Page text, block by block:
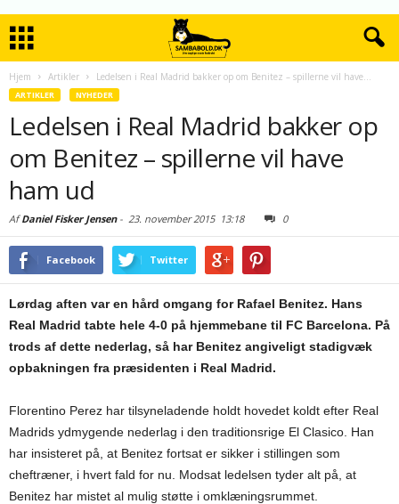
Hjem Artikler Ledelsen i Real Madrid bakker op om Benitez – spillerne vil have...
ARTIKLER NYHEDER
Ledelsen i Real Madrid bakker op
om Benitez – spillerne vil have
ham ud
AfDaniel Fisker Jensen- 23. november 201513:18 0
Facebook Twitter
Lørdag aften var en hård omgang for Rafael Benitez. Hans
Real Madrid tabte hele 4-0 på hjemmebane til FC Barcelona. På
trods af dette nederlag, så har Benitez angiveligt stadigvæk
opbakningen fra præsidenten i Real Madrid.
Florentino Perez har tilsyneladende holdt hovedet koldt efter Real
Madrids ydmygende nederlag i den traditionsrige El Clasico. Han
har insisteret på, at Benitez fortsat er sikker i stillingen som
cheftræner, i hvert fald for nu. Modsat ledelsen tyder alt på, at
Benitez har mistet al mulig støtte i omklæningsrummet.